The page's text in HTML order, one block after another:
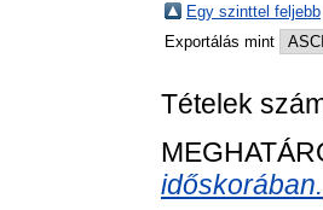
Egy szinttel feljebb
Exportálás mint
Tételek
időskorában.